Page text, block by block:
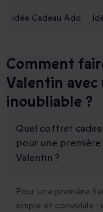
Idée Cadeau Ado
Comment
Valentin avec
inoubliable ?
Quel coffret
pour une première
Valentin ?
Pour une première
simple et conviviale